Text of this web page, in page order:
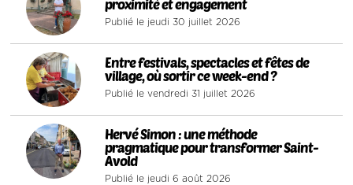
proximité et engagement
Publié le jeudi 30 juillet 2026
4
Entre festivals, spectacles et fêtes de
village, où sortir ce week-end ?
Publié le vendredi 31 juillet 2026
5
Hervé Simon : une méthode
pragmatique pour transformer Saint-
Avold
Publié le jeudi 6 août 2026